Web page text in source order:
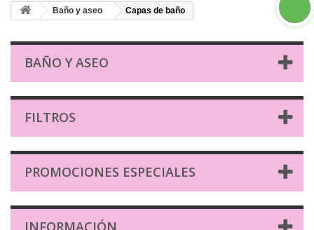
Baño y aseo Capas de baño
BAÑO Y ASEO
FILTROS
PROMOCIONES ESPECIALES